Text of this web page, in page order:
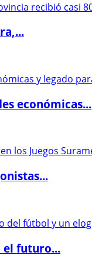
económicas...
el futuro...